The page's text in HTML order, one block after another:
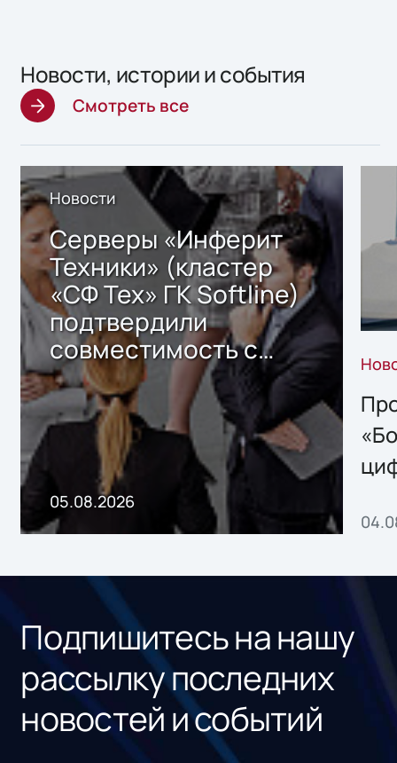
Новости, истории и события
Смотреть все
Новости
Серверы «Инферит
Техники» (кластер
«СФ Тех» ГК Softline)
подтвердили
совместимость с
решением Sharx
Storage 2.x для
хранения данных
05.08.2026
Подпишитесь на нашу
рассылку последних
новостей и событий